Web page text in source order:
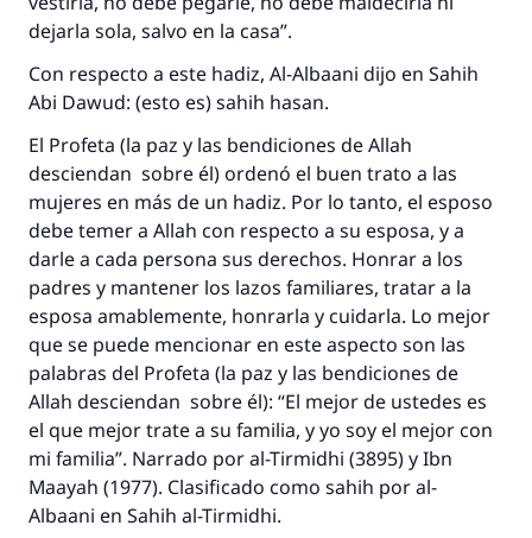
dejarla sola, salvo en la casa”.
Con respecto a este hadiz, Al-Albaani dijo en Sahih
Abi Dawud: (esto es) sahih hasan.
El Profeta (la paz y las bendiciones de Allah
desciendan sobre él) ordenó el buen trato a las
mujeres en más de un hadiz. Por lo tanto, el esposo
debe temer a Allah con respecto a su esposa, y a
darle a cada persona sus derechos. Honrar a los
padres y mantener los lazos familiares, tratar a la
esposa amablemente, honrarla y cuidarla. Lo mejor
que se puede mencionar en este aspecto son las
palabras del Profeta (la paz y las bendiciones de
Allah desciendan sobre él): “El mejor de ustedes es
el que mejor trate a su familia, y yo soy el mejor con
mi familia”. Narrado por al-Tirmidhi (3895) y Ibn
Maayah (1977). Clasificado como sahih por al-
Albaani en Sahih al-Tirmidhi.
La respuesta no. 110845 salvó un
matrimonio.
Desde la Q hasta la A, su contribución ayuda a
IslamQA.